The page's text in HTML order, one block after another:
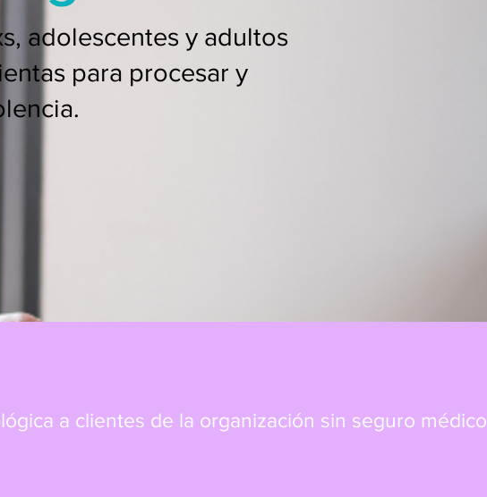
adolescentes y adultos
para procesar y
a clientes de la organización sin seguro médico